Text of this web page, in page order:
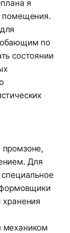
я
помещения.
по
состоянии
промзоне,
Для
хранения
механиком